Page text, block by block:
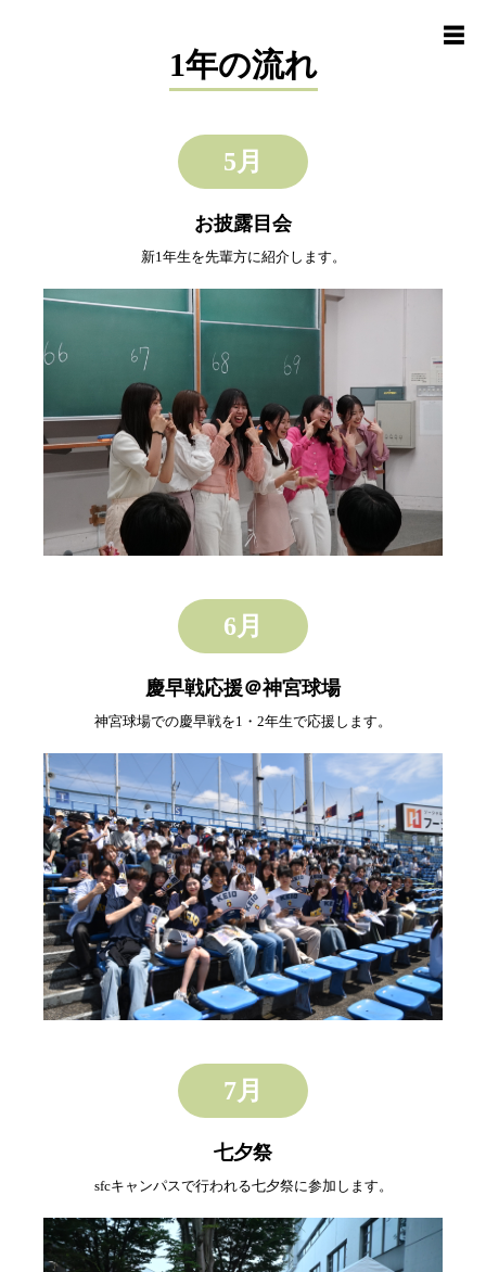
☰
1年の流れ
5月
お披露目会
新1年生を先輩方に紹介します。
6月
慶早戦応援＠神宮球場
神宮球場での慶早戦を1・2年生で応援します。
7月
七夕祭
sfcキャンパスで行われる七夕祭に参加します。